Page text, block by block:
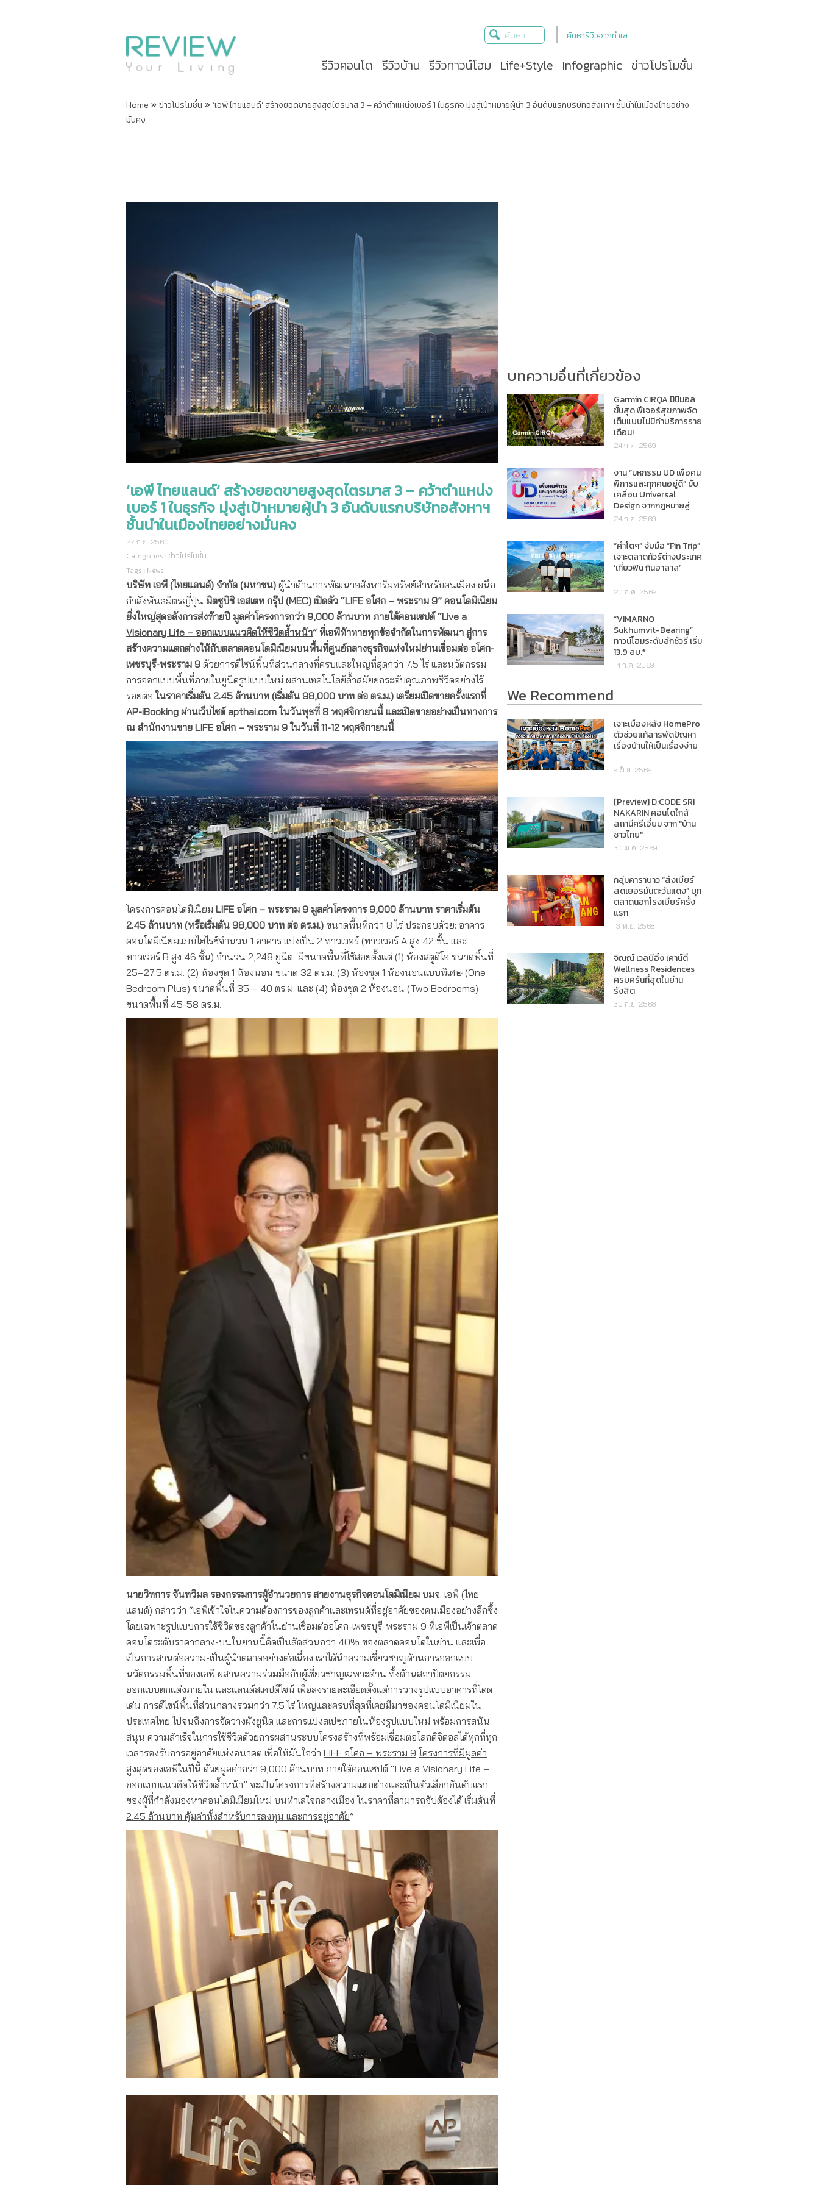
ค้นหารีวิวจากทำเล
รีวิวคอนโด รีวิวบ้าน รีวิวทาวน์โฮม Life+Style Infographic ข่าวโปรโมชั่น
Home »ข่าวโปรโมชั่น »‘เอพี ไทยแลนด์’ สร้างยอดขายสูงสุดไตรมาส 3 – คว้าตำแหน่งเบอร์ 1 ในธุรกิจ มุ่งสู่เป้าหมายผู้นำ 3 อันดับแรกบริษัทอสังหาฯ ชั้นนำในเมืองไทยอย่าง
มั่นคง
‘เอพี ไทยแลนด์’ สร้างยอดขายสูงสุดไตรมาส 3 – คว้าตำแหน่ง
เบอร์ 1 ในธุรกิจ มุ่งสู่เป้าหมายผู้นำ 3 อันดับแรกบริษัทอสังหาฯ
ชั้นนำในเมืองไทยอย่างมั่นคง
27 ก.ย. 2560
Categories : ข่าวโปรโมชั่น
Tags : News
บริษัท เอพี (ไทยแลนด์) จำกัด (มหาชน) ผู้นำด้านการพัฒนาอสังหาริมทรัพย์สำหรับคนเมือง ผนึก
กำลังพันธมิตรญี่ปุ่น มิตซูบิชิ เอสเตท กรุ๊ป (MEC) เปิดตัว “LIFE อโศก – พระราม 9” คอนโดมิเนียม
ยิ่งใหญ่สุดอลังการส่งท้ายปี มูลค่าโครงการกว่า 9,000 ล้านบาท ภายใต้คอนเซปต์ “Live a
Visionary Life – ออกแบบแนวคิดให้ชีวิตล้ำหน้า” ที่เอพีท้าทายทุกข้อจำกัดในการพัฒนา สู่การ
สร้างความแตกต่างให้กับตลาดคอนโดมิเนียมบนพื้นที่ศูนย์กลางธุรกิจแห่งใหม่ย่านเชื่อมต่อ อโศก-
เพชรบุรี-พระราม 9 ด้วยการดีไซน์พื้นที่ส่วนกลางที่ครบและใหญ่ที่สุดกว่า 7.5 ไร่ และนวัตกรรม
การออกแบบพื้นที่ภายในยูนิตรูปแบบใหม่ ผสานเทคโนโลยีล้ำสมัยยกระดับคุณภาพชีวิตอย่างไร้
รอยต่อ ในราคาเริ่มต้น 2.45 ล้านบาท (เริ่มต้น 98,000 บาท ต่อ ตร.ม.) เตรียมเปิดขายครั้งแรกที่
AP-iBooking ผ่านเว็บไซต์apthai.com ในวันพุธที่ 8 พฤศจิกายนนี้ และเปิดขายอย่างเป็นทางการ
ณ สำนักงานขาย LIFE อโศก – พระราม 9 ในวันที่ 11-12 พฤศจิกายนนี้
โครงการคอนโดมิเนียม LIFE อโศก – พระราม 9 มูลค่าโครงการ9,000 ล้านบาท ราคาเริ่มต้น
2.45 ล้านบาท (หรือเริ่มต้น 98,000 บาท ต่อ ตร.ม.) ขนาดพื้นที่กว่า 8 ไร่ ประกอบด้วย: อาคาร
คอนโดมิเนียมแบบไฮไรซ์จำนวน 1 อาคาร แบ่งเป็น 2 ทาวเวอร์ (ทาวเวอร์ A สูง 42 ชั้น และ
ทาวเวอร์ B สูง 46 ชั้น) จำนวน 2,248 ยูนิต มีขนาดพื้นที่ใช้สอยตั้งแต่ (1) ห้องสตูดิโอ ขนาดพื้นที่
25–27.5 ตร.ม. (2) ห้องชุด 1 ห้องนอน ขนาด 32 ตร.ม. (3) ห้องชุด 1 ห้องนอนแบบพิเศษ (One
Bedroom Plus) ขนาดพื้นที่ 35 – 40 ตร.ม. และ (4) ห้องชุด 2 ห้องนอน (Two Bedrooms)
ขนาดพื้นที่ 45-58 ตร.ม.
นายวิทการ จันทวิมล รองกรรมการผู้อำนวยการ สายงานธุรกิจคอนโดมิเนียม บมจ. เอพี (ไทย
แลนด์) กล่าวว่า “เอพีเข้าใจในความต้องการของลูกค้าและเทรนด์ที่อยู่อาศัยของคนเมืองอย่างลึกซึ้ง
โดยเฉพาะรูปแบบการใช้ชีวิตของลูกค้าในย่านเชื่อมต่ออโศก-เพชรบุรี-พระราม 9 ที่เอพีเป็นเจ้าตลาด
คอนโดระดับราคากลาง-บนในย่านนี้คิดเป็นสัดส่วนกว่า 40% ของตลาดคอนโดในย่าน และเพื่อ
เป็นการสานต่อความ-เป็นผู้นำตลาดอย่างต่อเนื่อง เราได้นำความเชี่ยวชาญด้านการออกแบบ
นวัตกรรมพื้นที่ของเอพี ผสานความร่วมมือกับผู้เชี่ยวชาญเฉพาะด้าน ทั้งด้านสถาปัตยกรรม
ออกแบบตกแต่งภายใน และแลนด์สเคปดีไซน์ เพื่อลงรายละเอียดตั้งแต่การวางรูปแบบอาคารที่โดด
เด่น การดีไซน์พื้นที่ส่วนกลางรวมกว่า 7.5 ไร่ ใหญ่และครบที่สุดที่เคยมีมาของคอนโดมิเนียมใน
ประเทศไทย ไปจนถึงการจัดวางผังยูนิต และการแบ่งสเปซภายในห้องรูปแบบใหม่ พร้อมการสนัน
สนุน ความสำเร็จในการใช้ชีวิตด้วยการผสานระบบโครงสร้างที่พร้อมเชื่อมต่อโลกดิจิตอลได้ทุกที่ทุก
เวลารองรับการอยู่อาศัยแห่งอนาคต เพื่อให้มั่นใจว่า LIFE อโศก – พระราม 9 โครงการที่มีมูลค่า
สูงสุดของเอพีในปีนี้ ด้วยมูลค่ากว่า 9,000 ล้านบาท ภายใต้คอนเซปต์ “Live a Visionary Life –
ออกแบบแนวคิดให้ชีวิตล้ำหน้า” จะเป็นโครงการที่สร้างความแตกต่างและเป็นตัวเลือกอันดับแรก
ของผู้ที่กำลังมองหาคอนโดมิเนียมใหม่ บนทำเลใจกลางเมืองในราคาที่สามารถจับต้องได้ เริ่มต้นที่
2.45 ล้านบาท คุ้มค่าทั้งสำหรับการลงทุน และการอยู่อาศัย”
บทความอื่นที่เกี่ยวข้อง
Garmin CIRQA มินิมอล
ขั้นสุด ฟีเจอร์สุขภาพจัด
เต็มแบบไม่มีค่าบริการราย
เดือน!
24 ก.ค. 2569
งาน “มหกรรม UD เพื่อคน
พิการและทุกคนอยู่ดี” ขับ
เคลื่อน Universal
Design จากกฎหมายสู่
การใช้ชีวิตจริง
24 ก.ค. 2569
“คำโตๆ” จับมือ “Fin Trip”
เจาะตลาดทัวร์ต่างประเทศ
‘เที่ยวฟิน กินฮาลาล’
20 ก.ค. 2569
“VIMARNO
Sukhumvit-Bearing”
ทาวน์โฮมระดับลักชัวรี เริ่ม
13.9 ลบ.*
14 ก.ค. 2569
We Recommend
เจาะเบื้องหลัง HomePro
ตัวช่วยแก้สารพัดปัญหา
เรื่องบ้านให้เป็นเรื่องง่าย
9 มิ.ย. 2569
[Preview] D:CODE SRI
NAKARIN คอนโดใกล้
สถานีศรีเอี่ยม จาก "บ้าน
ชาวไทย"
30 ม.ค. 2569
กลุ่มคาราบาว “ส่งเบียร์
สดเยอรมันตะวันแดง” บุก
ตลาดนอกโรงเบียร์ครั้ง
แรก
13 พ.ย. 2568
จิณณ์ เวลบีอิ้ง เคาน์ตี้
Wellness Residences
ครบครันที่สุดในย่าน
รังสิต
30 ก.ย. 2568